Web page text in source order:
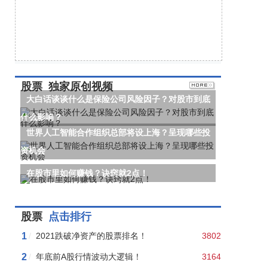
股票 独家原创视频
大白话谈谈什么是保险公司风险因子？对股市到底
什么影响？
世界人工智能合作组织总部将设上海？呈现哪些投
资机会
在股市里如何赚钱？诀窍就2点！
股票 点击排行
1 / 2021跌破净资产的股票排名！ 3802
2 / 年底前A股行情波动大逻辑！ 3164